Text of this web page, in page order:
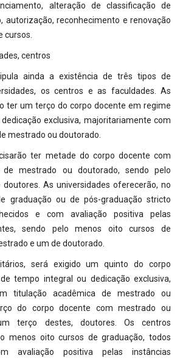
alteração de classificação de
autorização, reconhecimento e renovação
cursos.
centros
ainda a existência de três tipos de
os centros e as faculdades. As
ter um terço do corpo docente em regime
exclusiva, majoritariamente com
mestrado ou doutorado.
ter metade do corpo docente com
de mestrado ou doutorado, sendo pelo
As universidades oferecerão, no
graduação ou de pós-graduação stricto
e com avaliação positiva pelas
sendo pelo menos oito cursos de
e um de doutorado.
será exigido um quinto do corpo
tempo integral ou dedicação exclusiva,
titulação acadêmica de mestrado ou
do corpo docente com mestrado ou
terço destes, doutores. Os centros
menos oito cursos de graduação, todos
avaliação positiva pelas instâncias